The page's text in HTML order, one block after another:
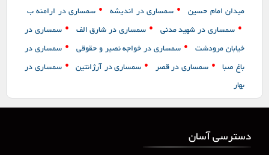
میدان امام حسین • سمساری در اندیشه • سمساری در ارامنه ب
• سمساری در شهید مدنی • سمساری در شارق الف • سمساری در
خیابان مرودشت • سمساری در خواجه نصیر و حقوقی • سمساری در
باغ صبا • سمساری در قصر • سمساری در آرژانتین • سمساری در
بهار
دسترسی آسان